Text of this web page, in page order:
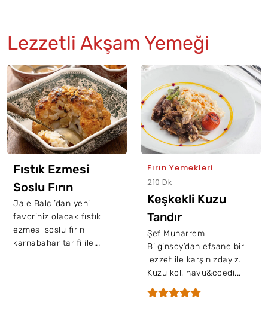
Lezzetli Akşam Yemeği
Fıstık Ezmesi
Soslu Fırın
Karnabahar
Jale Balcı’dan yeni
favoriniz olacak fıstık
ezmesi soslu fırın
karnabahar tarifi ile...
Fırın Yemekleri
210 Dk
Keşkekli Kuzu
Tandır
Şef Muharrem
Bilginsoy’dan efsane bir
lezzet ile karşınızdayız.
Kuzu kol, havu&ccedi...